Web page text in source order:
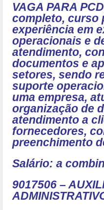
VAGA PARA
completo, curso
experiência em
operacionais e
atendimento,
documentos e
setores, sendo
suporte
uma empresa,
organização de
atendimento a
fornecedores,
preenchimento
Salário: a
9017506 –